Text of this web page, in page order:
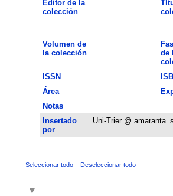
Editor de la
colección
Volumen de
la colección
de
ISSN
Área
Notas
Insertado
por
Uni-Trier @
Seleccionar todo Deseleccionar todo